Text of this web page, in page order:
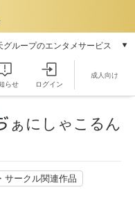
グループのエンタメサービス
本/ゲーム/CD/DVD
電子書籍
楽天マガジン
動画配信
らせ ログイン
成人向け
ぁにしゃこるん
サークル関連作品